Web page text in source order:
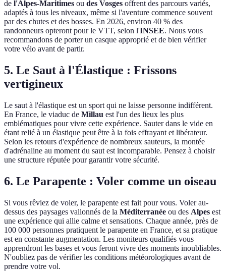
de l'Alpes-Maritimes ou des Vosges offrent des parcours variés,
adaptés à tous les niveaux, même si l'aventure commence souvent
par des chutes et des bosses. En 2026, environ 40 % des
randonneurs opteront pour le VTT, selon l'INSEE. Nous vous
recommandons de porter un casque approprié et de bien vérifier
votre vélo avant de partir.
5. Le Saut à l'Élastique : Frissons
vertigineux
Le saut à l'élastique est un sport qui ne laisse personne indifférent.
En France, le viaduc de Millau est l'un des lieux les plus
emblématiques pour vivre cette expérience. Sauter dans le vide en
étant relié à un élastique peut être à la fois effrayant et libérateur.
Selon les retours d'expérience de nombreux sauteurs, la montée
d'adrénaline au moment du saut est incomparable. Pensez à choisir
une structure réputée pour garantir votre sécurité.
6. Le Parapente : Voler comme un oiseau
Si vous rêviez de voler, le parapente est fait pour vous. Voler au-
dessus des paysages vallonnés de la Méditerranée ou des Alpes est
une expérience qui allie calme et sensations. Chaque année, près de
100 000 personnes pratiquent le parapente en France, et sa pratique
est en constante augmentation. Les moniteurs qualifiés vous
apprendront les bases et vous feront vivre des moments inoubliables.
N'oubliez pas de vérifier les conditions météorologiques avant de
prendre votre vol.